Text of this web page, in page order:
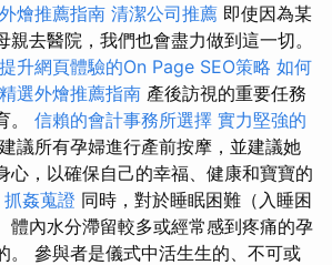
燴推薦指南 清潔公司推薦 即使因為某
親去醫院，我們也會盡力做到這一切。
提升網頁體驗的On Page SEO策略 如何
精選外燴推薦指南 產後訪視的重要任務
。 信賴的會計事務所選擇 實力堅強的
議所有孕婦進行產前按摩，並建議她
心，以確保自己的幸福、健康和寶寶的
抓姦蒐證 同時，對於睡眠困難（入睡困
體內水分滯留較多或經常感到疼痛的孕
。 參與者是儀式中活生生的、不可或